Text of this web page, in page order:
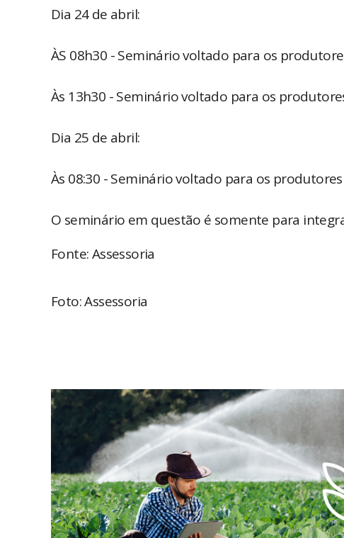
Dia 24 de abril:
ÀS 08h30 - Seminário voltado para os
Às 13h30 - Seminário voltado para os
Dia 25 de abril:
Às 08:30 - Seminário voltado para os
O seminário em questão é somente para
Fonte: Assessoria
Foto: Assessoria